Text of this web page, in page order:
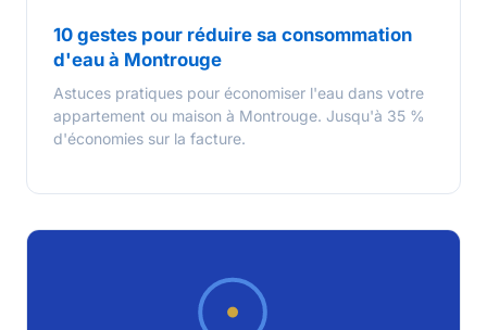
10 gestes pour réduire sa consommation
d'eau à Montrouge
Astuces pratiques pour économiser l'eau dans votre
appartement ou maison à Montrouge. Jusqu'à 35 %
d'économies sur la facture.